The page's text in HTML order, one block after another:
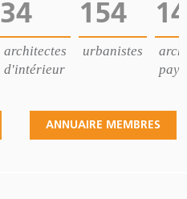
34
architectes
d'intérieur
154
urbanistes
14
ANNUAIRE MEMBRES